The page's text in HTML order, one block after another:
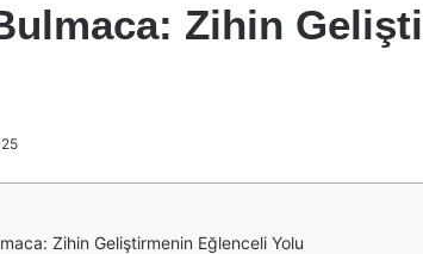
Zihin
Zihin Geliştirmenin Eğlenceli Yolu